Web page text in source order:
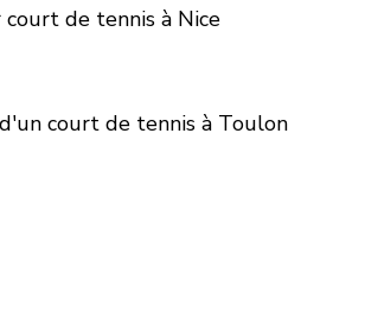
de tennis à Nice
court de tennis à Toulon